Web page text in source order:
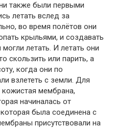
также были первыми
летать вслед за
во время полётов они
крыльями, и создавать
летать. И летать они
скользить или парить, а
когда они по
взлететь с земли. Для
кожистая мембрана,
начиналась от
была соединена с
присутствовали на